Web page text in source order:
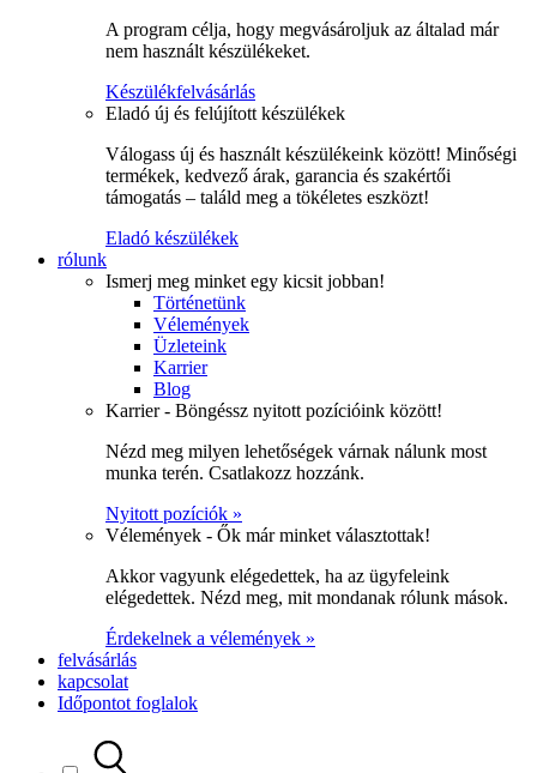
A program célja, hogy megvásároljuk az általad már
nem használt készülékeket.
Készülékfelvásárlás
Eladó új és felújított készülékek
Válogass új és használt készülékeink között! Minőségi
termékek, kedvező árak, garancia és szakértői
támogatás – találd meg a tökéletes eszközt!
Eladó készülékek
rólunk
Ismerj meg minket egy kicsit jobban!
Történetünk
Vélemények
Üzleteink
Karrier
Blog
Karrier - Böngéssz nyitott pozícióink között!
Nézd meg milyen lehetőségek várnak nálunk most
munka terén. Csatlakozz hozzánk.
Nyitott pozíciók »
Vélemények - Ők már minket választottak!
Akkor vagyunk elégedettek, ha az ügyfeleink
elégedettek. Nézd meg, mit mondanak rólunk mások.
Érdekelnek a vélemények »
felvásárlás
kapcsolat
Időpontot foglalok